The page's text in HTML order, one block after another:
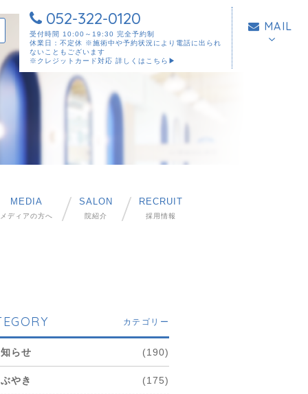
052-322-0120
受付時間 10:00～19:30 完全予約制
休業日：不定休 ※施術中や予約状況により電話に出られ
ないこともございます
※クレジットカード対応 詳しくはこちら▶︎
MAIL
MEDIA
メディアの方へ
SALON
院紹介
RECRUIT
採用情報
カテゴリー
らせ (190)
やき (175)